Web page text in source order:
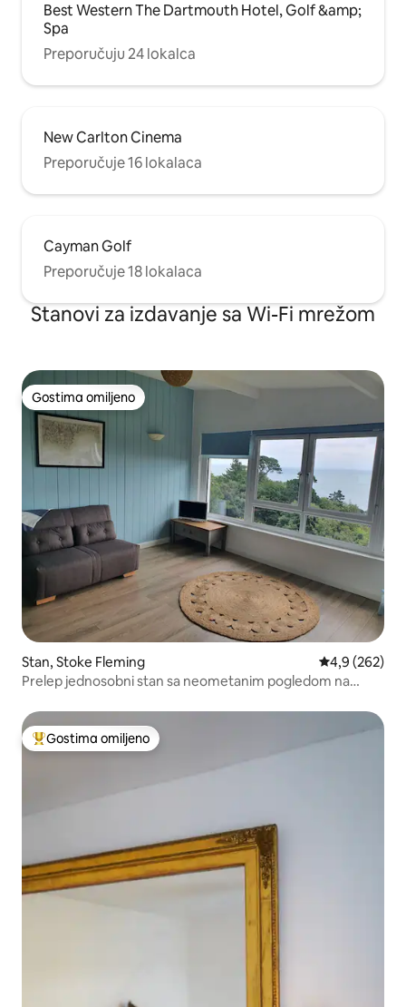
Best Western The Dartmouth Hotel, Golf &amp;
Spa
Preporučuju 24 lokalca
New Carlton Cinema
Preporučuje 16 lokalaca
Cayman Golf
Preporučuje 18 lokalaca
Stanovi za izdavanje sa Wi-Fi mrežom
Gostima omiljeno
Gostima omiljeno
Stan, Stoke Fleming Prosečna
4,9 (262)
Prelep jednosobni stan sa neometanim pogledom na
Najuspešniji među gostima omiljenim
Gostima omiljeno